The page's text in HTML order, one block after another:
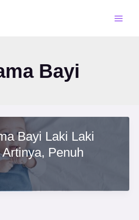
Bayi
Bayi Laki Laki
Penuh